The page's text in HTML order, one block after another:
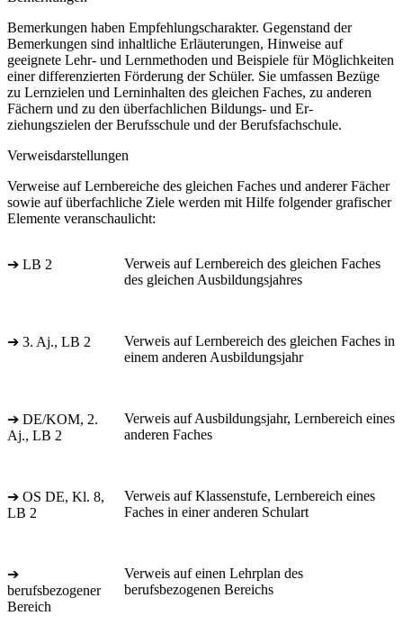
Bemerkungen haben Empfehlungscharakter. Gegenstand der
Bemerkungen sind inhaltliche Erläuterungen, Hinweise auf
geeignete Lehr- und Lernmethoden und Beispiele für Möglichkeiten
einer differenzierten Förderung der Schüler. Sie umfassen Bezüge
zu Lernzielen und Lerninhalten des gleichen Faches, zu anderen
Fächern und zu den überfachlichen Bildungs- und Er-
ziehungszielen der Berufsschule und der Berufsfachschule.
Verweisdarstellungen
Verweise auf Lernbereiche des gleichen Faches und anderer Fächer
sowie auf überfachliche Ziele werden mit Hilfe folgender grafischer
Elemente veranschaulicht:
➔ LB 2
Verweis auf Lernbereich des gleichen Faches
des gleichen Ausbildungsjahres
➔ 3. Aj., LB 2
Verweis auf Lernbereich des gleichen Faches in
einem anderen Ausbildungsjahr
➔ DE/KOM, 2.
Aj., LB 2
Verweis auf Ausbildungsjahr, Lernbereich eines
anderen Faches
➔ OS DE, Kl. 8,
LB 2
Verweis auf Klassenstufe, Lernbereich eines
Faches in einer anderen Schulart
➔
berufsbezogener
Bereich
Verweis auf einen Lehrplan des
berufsbezogenen Bereichs